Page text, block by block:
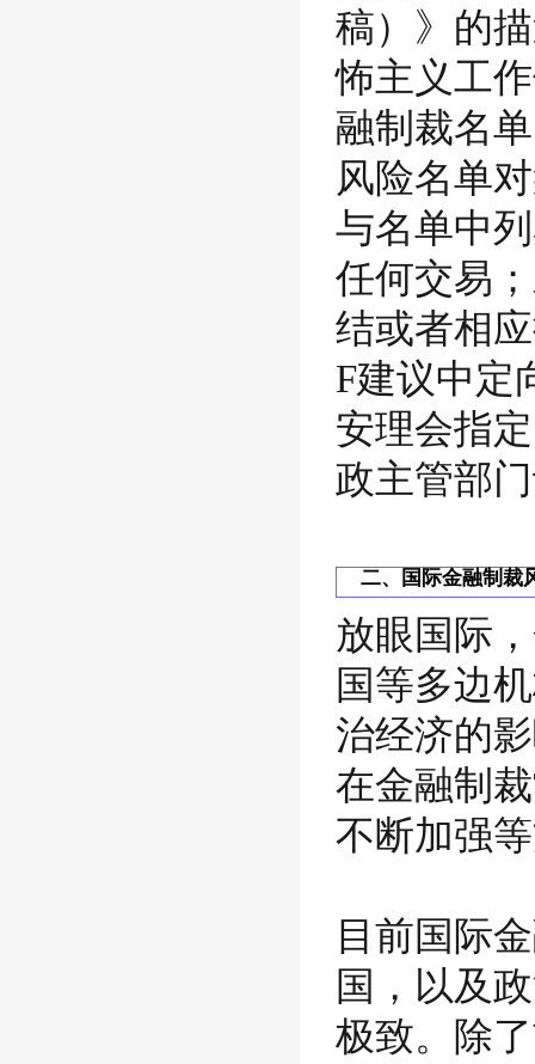
稿）》的
怖主义工
融制裁名
风险名单
与名单中
任何交易
结或者相
F建议中定
安理会指
政主管部
二、国际金融制裁
放眼国际
国等多边
治经济的
在金融制
不断加强
目前国际
国，以及
极致。除